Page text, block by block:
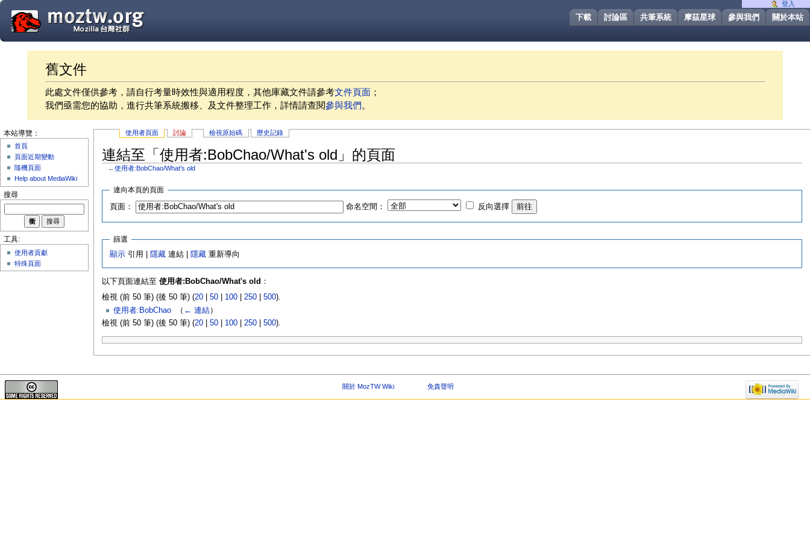
關於本站
參與我們
摩茲星球
共筆系統
討論區
下載
舊文件
此處文件僅供參考，請自行考量時效性與適用程度，其他庫藏文件請參考文件頁面 ；
我們亟需您的協助，進行共筆系統搬移、及文件整理工作，詳情請查閱參與我們。
使用者頁面 討論 檢視原始碼 歷史記錄
連結至「使用者:BobChao/What's old」的頁面
←使用者:BobChao/What's old
連向本頁的頁面
頁面： 命名空間： 反向選擇
篩選
顯示 引用 | 隱藏 連結 | 隱藏 重新導向
以下頁面連結至 使用者:BobChao/What's old ：
檢視 (前 50 筆) (後 50 筆) (20| 50| 100| 250| 500).
使用者:BobChao‎ （ ← 連結）
檢視 (前 50 筆) (後 50 筆) (20| 50| 100| 250| 500).
登入
本站導覽：
首頁
頁面近期變動
隨機頁面
Help about MediaWiki
搜尋
工具:
使用者貢獻
特殊頁面
關於 MozTW Wiki 免責聲明